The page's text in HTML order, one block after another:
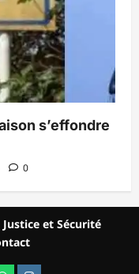
s’effondre
0
Justice et Sécurité